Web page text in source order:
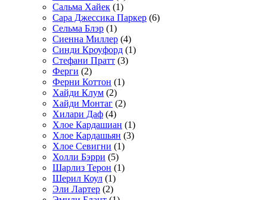
Сальма Хайек (1)
Сара Джессика Паркер (6)
Сельма Блэр (1)
Сиенна Миллер (4)
Синди Кроуфорд (1)
Стефани Пратт (3)
Ферги (2)
Ферни Коттон (1)
Хайди Клум (2)
Хайди Монтаг (2)
Хилари Даф (4)
Хлое Кардашиан (1)
Хлое Кардашьян (3)
Хлое Севигни (1)
Холли Бэрри (5)
Шарлиз Терон (1)
Шерил Коул (1)
Эли Лартер (2)